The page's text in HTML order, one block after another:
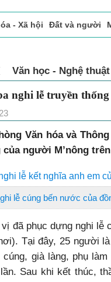
- Xã hội Đất và người
Văn học - Nghệ
ba nghi lễ truyền
Văn hóa và
lễ kết nghĩa anh em
đã phục dựng nghi
Tại đây, 25 người
già làng, phụ